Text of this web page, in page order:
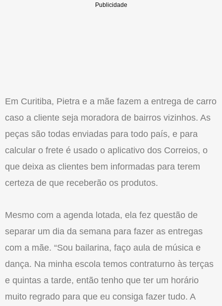
Em Curitiba, Pietra e a mãe fazem a entrega de carro
caso a cliente seja moradora de bairros vizinhos. As
peças são todas enviadas para todo país, e para
calcular o frete é usado o aplicativo dos Correios, o
que deixa as clientes bem informadas para terem
certeza de que receberão os produtos.
Mesmo com a agenda lotada, ela fez questão de
separar um dia da semana para fazer as entregas
com a mãe. “Sou bailarina, faço aula de música e
dança. Na minha escola temos contraturno às terças
e quintas a tarde, então tenho que ter um horário
muito regrado para que eu consiga fazer tudo. A